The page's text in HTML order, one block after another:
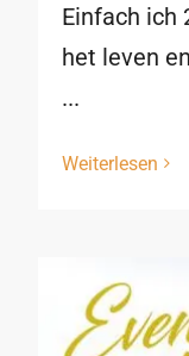
Einfach ich
het leven
...
Weiterlesen